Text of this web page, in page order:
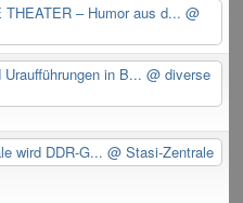
THEATER – Humor aus d... @
Uraufführungen in B... @ diverse
wird DDR-G...@ Stasi-Zentrale